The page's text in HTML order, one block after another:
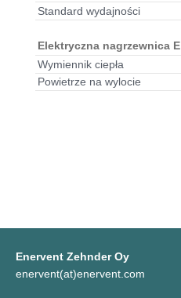
Standard wydajności
Elektryczna nagrzewnica E
Wymiennik ciepła
Powietrze na wylocie
Enervent Zehnder Oy
enervent(at)enervent.com